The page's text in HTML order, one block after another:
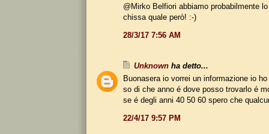
@Mirko Belfiori abbiamo probabilmente
chissa quale però! :-)
28/3/17 7:56 AM
Unknown ha detto...
Buonasera io vorrei un informazione io
so di che anno é dove posso trovarlo é
se é degli anni 40 50 60 spero che
22/4/17 9:57 PM